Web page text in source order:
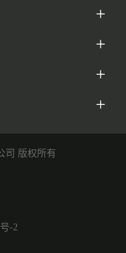
司 版权所有
-2